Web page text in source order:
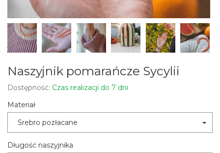
Naszyjnik pomarańcze Sycylii
Dostępność: Czas realizacji do 7 dni
Materiał
Srebro pozłacane
Długość naszyjnika